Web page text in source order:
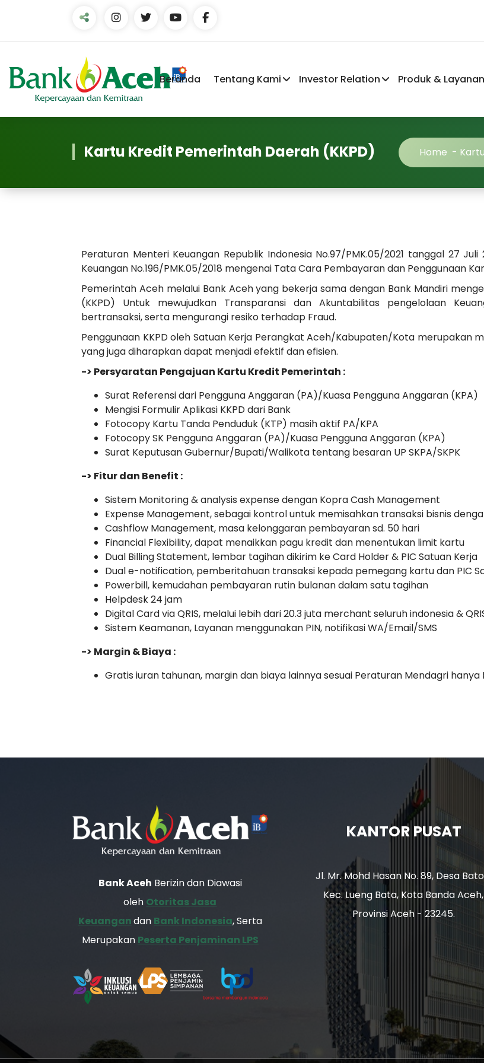
Beranda Tentang Kami Investor Relation Produk & Layanan
Kartu Kredit Pemerintah Daerah (KKPD) Home -
Peraturan Menteri Keuangan Republik Indonesia No.97/PMK.05/2021 tanggal 27
Keuangan No.196/PMK.05/2018 mengenai Tata Cara Pembayaran dan Penggunaan
Pemerintah Aceh melalui Bank Aceh yang bekerja sama dengan Bank Mandiri
(KKPD) Untuk mewujudkan Transparansi dan Akuntabilitas pengelolaan
bertransaksi, serta mengurangi resiko terhadap Fraud.
Penggunaan KKPD oleh Satuan Kerja Perangkat Aceh/Kabupaten/Kota merupakan
yang juga diharapkan dapat menjadi efektif dan efisien.
-> Persyaratan Pengajuan Kartu Kredit Pemerintah :
Surat Referensi dari Pengguna Anggaran (PA)/Kuasa Pengguna Anggaran (KPA)
Mengisi Formulir Aplikasi KKPD dari Bank
Fotocopy Kartu Tanda Penduduk (KTP) masih aktif PA/KPA
Fotocopy SK Pengguna Anggaran (PA)/Kuasa Pengguna Anggaran (KPA)
Surat Keputusan Gubernur/Bupati/Walikota tentang besaran UP SKPA/SKPK
-> Fitur dan Benefit :
Sistem Monitoring & analysis expense dengan Kopra Cash Management
Expense Management, sebagai kontrol untuk memisahkan transaksi bisnis
Cashflow Management, masa kelonggaran pembayaran sd. 50 hari
Financial Flexibility, dapat menaikkan pagu kredit dan menentukan limit kartu
Dual Billing Statement, lembar tagihan dikirim ke Card Holder & PIC Satuan Kerja
Dual e-notification, pemberitahuan transaksi kepada pemegang kartu dan PIC
Powerbill, kemudahan pembayaran rutin bulanan dalam satu tagihan
Helpdesk 24 jam
Digital Card via QRIS, melalui lebih dari 20.3 juta merchant seluruh indonesia &
Sistem Keamanan, Layanan menggunakan PIN, notifikasi WA/Email/SMS
-> Margin & Biaya :
Gratis iuran tahunan, margin dan biaya lainnya sesuai Peraturan Mendagri hanya
Bank Aceh Berizin dan Diawasi
oleh Otoritas Jasa
Keuangandan Bank Indonesia, Serta
Merupakan Peserta Penjaminan LPS
KANTOR PUSAT
Jl. Mr. Mohd Hasan No. 89, Desa
Kec. Lueng Bata, Kota Banda Aceh,
Provinsi Aceh - 23245.